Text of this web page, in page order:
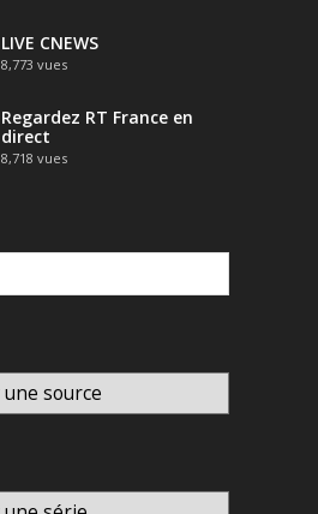
LIVE CNEWS
8,773 vues
Regardez RT France en
direct
8,718 vues